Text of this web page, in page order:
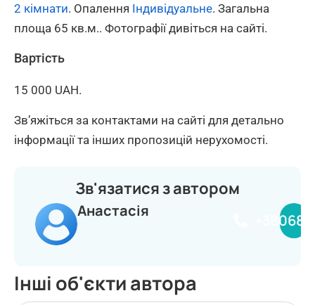
2 кімнати. Опалення Індивідуальне. Загальна
площа 65 кв.м.. Фотографії дивіться на сайті.
Вартість
15 000 UAH.
Зв’яжіться за контактами на сайті для детально
інформації та інших пропозицій нерухомості.
Зв'язатися з автором
Анастасія
Інші об'єкти автора